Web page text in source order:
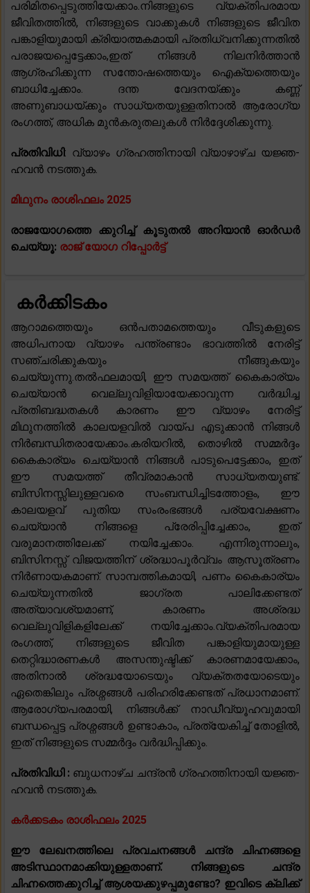
പരിമിതപ്പെടുത്തിയേക്കാം.നിങ്ങളുടെ വ്യക്തിപരമായ
ജീവിതത്തിൽ, നിങ്ങളുടെ വാക്കുകൾ നിങ്ങളുടെ ജീവിത
പങ്കാളിയുമായി ക്രിയാത്മകമായി പ്രതിധ്വനിക്കുന്നതിൽ
പരാജയപ്പെട്ടേക്കാം,ഇത് നിങ്ങൾ നിലനിർത്താൻ
ആഗ്രഹിക്കുന്ന സന്തോഷത്തെയും ഐക്യത്തെയും
ബാധിച്ചേക്കാം. ദന്ത വേദനയ്ക്കും കണ്ണ്
അണുബാധയ്ക്കും സാധ്യതയുള്ളതിനാൽ ആരോഗ്യ
രംഗത്ത്, അധിക മുൻകരുതലുകൾ നിർദ്ദേശിക്കുന്നു.
പ്രതിവിധി: വ്യാഴം ഗ്രഹത്തിനായി വ്യാഴാഴ്ച യജ്ഞ-
ഹവൻ നടത്തുക.
മിഥുനം രാശിഫലം 2025
രാജയോഗത്തെ ക്കുറിച്ച് കൂടുതൽ അറിയാൻ ഓർഡർ
ചെയ്യൂ: രാജ് യോഗ റിപ്പോർട്ട്
കർക്കിടകം
ആറാമത്തെയും ഒൻപതാമത്തെയും വീടുകളുടെ
അധിപനായ വ്യാഴം പന്ത്രണ്ടാം ഭാവത്തിൽ നേരിട്ട്
സഞ്ചരിക്കുകയും നീങ്ങുകയും
ചെയ്യുന്നു.തൽഫലമായി, ഈ സമയത്ത് കൈകാര്യം
ചെയ്യാൻ വെല്ലുവിളിയായേക്കാവുന്ന വർദ്ധിച്ച
പ്രതിബദ്ധതകൾ കാരണം ഈ വ്യാഴം നേരിട്ട്
മിഥുനത്തിൽ കാലയളവിൽ വായ്പ എടുക്കാൻ നിങ്ങൾ
നിർബന്ധിതരായേക്കാം.കരിയറിൽ, തൊഴിൽ സമ്മർദ്ദം
കൈകാര്യം ചെയ്യാൻ നിങ്ങൾ പാടുപെട്ടേക്കാം, ഇത്
ഈ സമയത്ത് തീവ്രമാകാൻ സാധ്യതയുണ്ട്.
ബിസിനസ്സിലുള്ളവരെ സംബന്ധിച്ചിടത്തോളം, ഈ
കാലയളവ് പുതിയ സംരംഭങ്ങൾ പര്യവേക്ഷണം
ചെയ്യാൻ നിങ്ങളെ പ്രേരിപ്പിച്ചേക്കാം, ഇത്
വരുമാനത്തിലേക്ക് നയിച്ചേക്കാം. എന്നിരുന്നാലും,
ബിസിനസ്സ് വിജയത്തിന് ശ്രദ്ധാപൂർവ്വം ആസൂത്രണം
നിർണായകമാണ്. സാമ്പത്തികമായി, പണം കൈകാര്യം
ചെയ്യുന്നതിൽ ജാഗ്രത പാലിക്കേണ്ടത്
അത്യാവശ്യമാണ്, കാരണം അശ്രദ്ധ
വെല്ലുവിളികളിലേക്ക് നയിച്ചേക്കാം.വ്യക്തിപരമായ
രംഗത്ത്, നിങ്ങളുടെ ജീവിത പങ്കാളിയുമായുള്ള
തെറ്റിദ്ധാരണകൾ അസന്തുഷ്ടിക്ക് കാരണമായേക്കാം,
അതിനാൽ ശ്രദ്ധയോടെയും വ്യക്തതയോടെയും
ഏതെങ്കിലും പ്രശ്നങ്ങൾ പരിഹരിക്കേണ്ടത് പ്രധാനമാണ്.
ആരോഗ്യപരമായി, നിങ്ങൾക്ക് നാഡീവ്യൂഹവുമായി
ബന്ധപ്പെട്ട പ്രശ്നങ്ങൾ ഉണ്ടാകാം, പ്രത്യേകിച്ച് തോളിൽ,
ഇത് നിങ്ങളുടെ സമ്മർദ്ദം വർദ്ധിപ്പിക്കും.
പ്രതിവിധി : ബുധനാഴ്ച ചന്ദ്രൻ ഗ്രഹത്തിനായി യജ്ഞ-
ഹവൻ നടത്തുക.
കർക്കടകം രാശിഫലം 2025
ഈ ലേഖനത്തിലെ പ്രവചനങ്ങൾ ചന്ദ്ര ചിഹ്നങ്ങളെ
അടിസ്ഥാനമാക്കിയുള്ളതാണ്. നിങ്ങളുടെ ചന്ദ്ര
ചിഹ്നത്തെക്കുറിച്ച് ആശയക്കുഴപ്പമുണ്ടോ? ഇവിടെ ക്ലിക്ക്